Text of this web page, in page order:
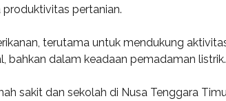
pertanian.
terutama untuk mendukung
bahkan dalam keadaan pemadaman listrik.
sakit dan sekolah di Nusa Tenggara